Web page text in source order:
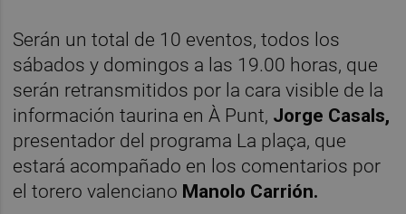
Serán un total de 10 eventos, todos los
sábados y domingos a las 19.00 horas, que
serán retransmitidos por la cara visible de la
información taurina en À Punt, Jorge Casals,
presentador del programa La plaça, que
estará acompañado en los comentarios por
el torero valenciano Manolo Carrión.